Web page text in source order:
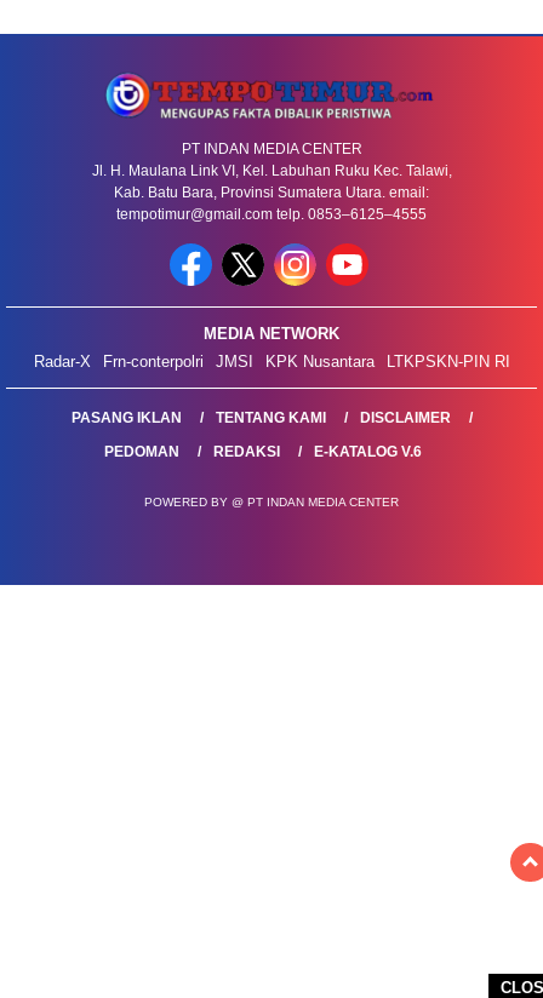
PT INDAN MEDIA CENTER
Jl. H. Maulana Link VI, Kel. Labuhan Ruku Kec. Talawi,
Kab. Batu Bara, Provinsi Sumatera Utara. email:
tempotimur@gmail.com telp. 0853–6125–4555
MEDIA NETWORK
Radar-X
Frn-conterpolri JMSI KPK Nusantara LTKPSKN-PIN RI
PASANG IKLAN TENTANG KAMI
DISCLAIMER
PEDOMAN
REDAKSI E-KATALOG V.6
POWERED BY @ PT INDAN MEDIA CENTER